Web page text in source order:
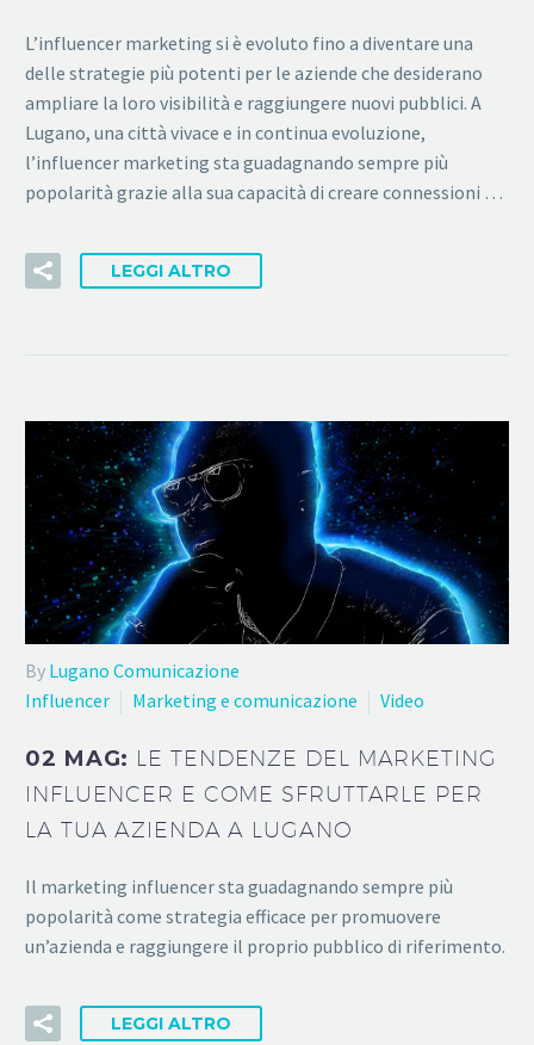
L’influencer marketing si è evoluto fino a diventare una
delle strategie più potenti per le aziende che desiderano
ampliare la loro visibilità e raggiungere nuovi pubblici. A
Lugano, una città vivace e in continua evoluzione,
l’influencer marketing sta guadagnando sempre più
popolarità grazie alla sua capacità di creare connessioni …
LEGGI ALTRO
By Lugano Comunicazione
Influencer
Marketing e comunicazione Video
02 MAG: LE TENDENZE DEL MARKETING
INFLUENCER E COME SFRUTTARLE PER
LA TUA AZIENDA A LUGANO
Il marketing influencer sta guadagnando sempre più
popolarità come strategia efficace per promuovere
un’azienda e raggiungere il proprio pubblico di riferimento.
LEGGI ALTRO